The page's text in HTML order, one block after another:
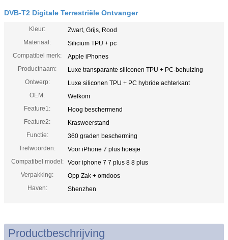
DVB-T2 Digitale Terrestriële Ontvanger
Kleur:
Zwart, Grijs, Rood
Materiaal:
Silicium TPU + pc
Compatibel merk:
Apple iPhones
Productnaam:
Luxe transparante siliconen TPU + PC-behuizing
Ontwerp:
Luxe siliconen TPU + PC hybride achterkant
OEM:
Welkom
Feature1:
Hoog beschermend
Feature2:
Krasweerstand
Functie:
360 graden bescherming
Trefwoorden:
Voor iPhone 7 plus hoesje
Compatibel model:
Voor iphone 7 7 plus 8 8 plus
Verpakking:
Opp Zak + omdoos
Haven:
Shenzhen
Productbeschrijving